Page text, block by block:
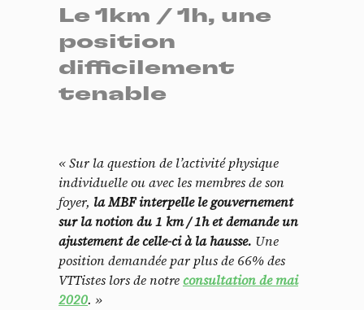
Le 1km / 1h, une
position
difficilement
tenable
« Sur la question de l’activité physique
individuelle ou avec les membres de son
foyer, la MBF interpelle le gouvernement
sur la notion du 1 km / 1h et demande un
ajustement de celle-ci à la hausse. Une
position demandée par plus de 66% des
VTTistes lors de notreconsultation de mai
2020. »